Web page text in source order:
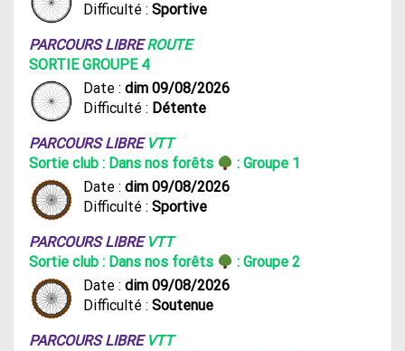
Difficulté : Sportive
PARCOURS LIBREROUTE
SORTIE GROUPE 4
Date : dim 09/08/2026
Difficulté : Détente
PARCOURS LIBRE VTT
Sortie club : Dans nos forêts
: Groupe 1
Date : dim 09/08/2026
Difficulté : Sportive
PARCOURS LIBRE VTT
Sortie club : Dans nos forêts
: Groupe 2
Date : dim 09/08/2026
Difficulté : Soutenue
PARCOURS LIBRE VTT